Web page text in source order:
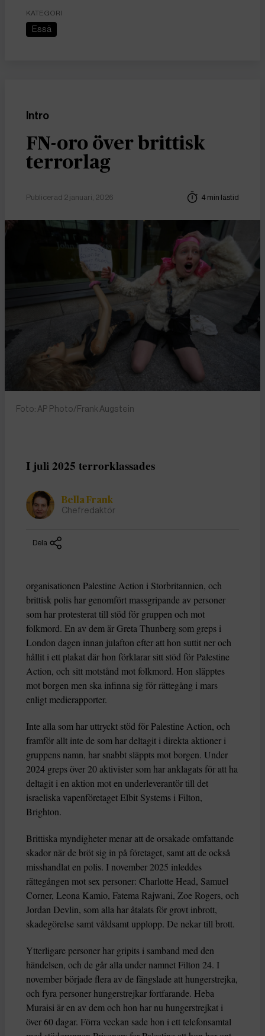
KATEGORI
Essä
Intro
FN-oro över brittisk
terrorlag
Publicerad 2 januari, 2026 4 min lästid
Foto: AP Photo/Frank Augstein
I juli 2025 terrorklassades
Bella Frank
Chefredaktör
Dela
organisationen Palestine Action i Storbritannien, och
brittisk polis har genomfört massgripande av personer
som har protesterat till stöd för gruppen och mot
folkmord. En av dem är Greta Thunberg som greps i
London dagen innan julafton efter att hon suttit ner och
hållit i ett plakat där hon förklarar sitt stöd för Palestine
Action, och sitt motstånd mot folkmord. Hon släpptes
mot borgen men ska infinna sig för rättegång i mars
enligt medierapporter.
Inte alla som har uttryckt stöd för Palestine Action, och
framför allt inte de som har deltagit i direkta aktioner i
gruppens namn, har snabbt släppts mot borgen. Under
2024 greps över 20 aktivister som har anklagats för att ha
deltagit i en aktion mot en underleverantör till det
israeliska vapenföretaget Elbit Systems i Filton,
Brighton.
Brittiska myndigheter menar att de orsakade omfattande
skador när de bröt sig in på företaget, samt att de också
misshandlat en polis. I november 2025 inleddes
rättegången mot sex personer: Charlotte Head, Samuel
Corner, Leona Kamio, Fatema Rajwani, Zoe Rogers, och
Jordan Devlin, som alla har åtalats för grovt inbrott,
skadegörelse samt våldsamt upplopp. De nekar till brott.
Ytterligare personer har gripits i samband med den
händelsen, och de går alla under namnet Filton 24. I
november började flera av de fängslade att hungerstrejka,
och fyra personer hungerstrejkar fortfarande. Heba
Muraisi är en av dem och hon har nu hungerstrejkat i
över 60 dagar. Förra veckan sade hon i ett telefonsamtal